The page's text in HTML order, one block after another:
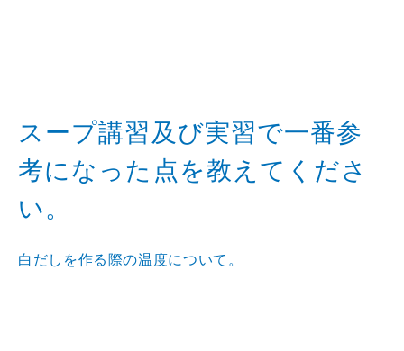
スープ講習及び実習で一番参
考になった点を教えてくださ
い。
白だしを作る際の温度について。